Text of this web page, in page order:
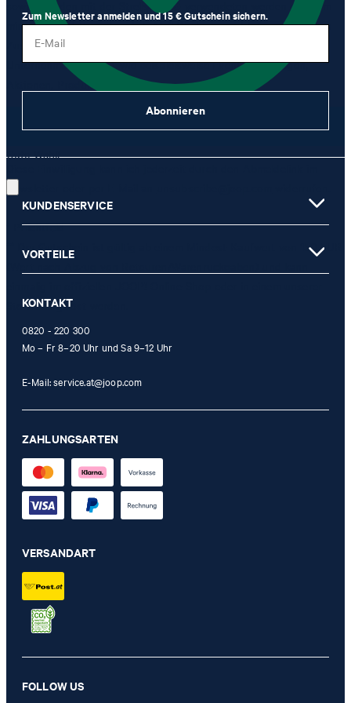
sowie von den mit der Strellson AG verwendeten werden darf, um
mir per Newsletter oder via E-Mail Werbung und Informationen im
Zusammenhang mit Produkten, Angeboten und Leistungen der
Unternehmensgruppe, wie beispielsweise Event-Einladungen,
Aktionen, Produkt-Promotions zuzusenden.
JETZT ANMELDEN
* Pflichtfeld
** Der Gutschein ist gültig ab einem Mindest-Kaufwert von 150 EUR
Stores eingelöst werden.
Gute Wahl!
E-Mail
Zum Newsletter anmelden und 15 € Gutschein sichern.
Abonnieren
KUNDENSERVICE
VORTEILE
KONTAKT
0820 - 220 300
Mo – Fr 8–20 Uhr und Sa 9–12 Uhr
E-Mail:service.at@joop.com
ZAHLUNGSARTEN
VERSANDART
FOLLOW US